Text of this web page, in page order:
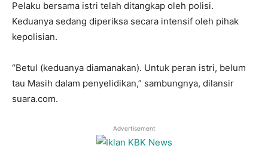
Pelaku bersama istri telah ditangkap oleh polisi.
Keduanya sedang diperiksa secara intensif oleh pihak
kepolisian.
“Betul (keduanya diamanakan). Untuk peran istri, belum
tau Masih dalam penyelidikan,” sambungnya, dilansir
suara.com.
Advertisement